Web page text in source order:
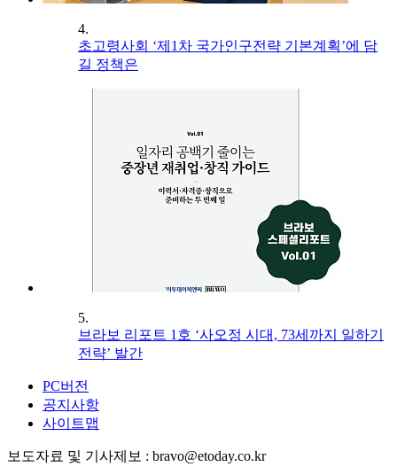
4.
초고령사회 ‘제1차 국가인구전략 기본계획’에 담
길 정책은
5.
브라보 리포트 1호 ‘사오정 시대, 73세까지 일하기
전략’ 발간
PC버전
공지사항
사이트맵
보도자료 및 기사제보 : bravo@etoday.co.kr